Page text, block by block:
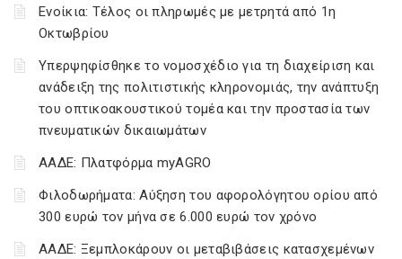
Ενοίκια: Τέλος οι πληρωμές με μετρητά από 1η
Οκτωβρίου
Υπερψηφίσθηκε το νομοσχέδιο για τη διαχείριση και
ανάδειξη της πολιτιστικής κληρονομιάς, την ανάπτυξη
του οπτικοακουστικού τομέα και την προστασία των
πνευματικών δικαιωμάτων
ΑΑΔΕ: Πλατφόρμα myAGRO
Φιλοδωρήματα: Αύξηση του αφορολόγητου ορίου από
300 ευρώ τον μήνα σε 6.000 ευρώ τον χρόνο
ΑΑΔΕ: Ξεμπλοκάρουν οι μεταβιβάσεις κατασχεμένων